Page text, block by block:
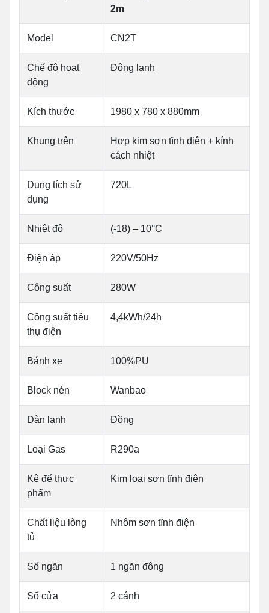
2m
Model CN2T
Chế độ hoạt
động
Đông lạnh
Kích thước 1980 x 780 x 880mm
Khung trên
Hợp kim sơn tĩnh điện + kính
cách nhiệt
Dung tích sử
dụng
720L
Nhiệt độ (-18) – 10°C
Điện áp 220V/50Hz
Công suất 280W
Công suất tiêu
thụ điện
4,4kWh/24h
Bánh xe 100%PU
Block nén Wanbao
Dàn lạnh Đồng
Loại Gas R290a
Kệ để thực
phẩm
Kim loại sơn tĩnh điện
Chất liệu lòng
tủ
Nhôm sơn tĩnh điện
Số ngăn 1 ngăn đông
Số cửa 2 cánh